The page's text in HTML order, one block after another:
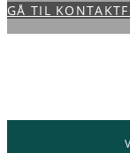
GÅ TIL